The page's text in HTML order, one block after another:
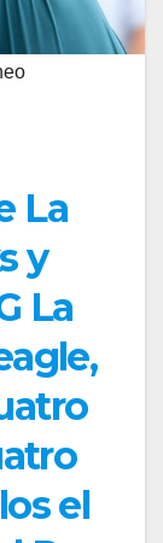
La
y
La
el